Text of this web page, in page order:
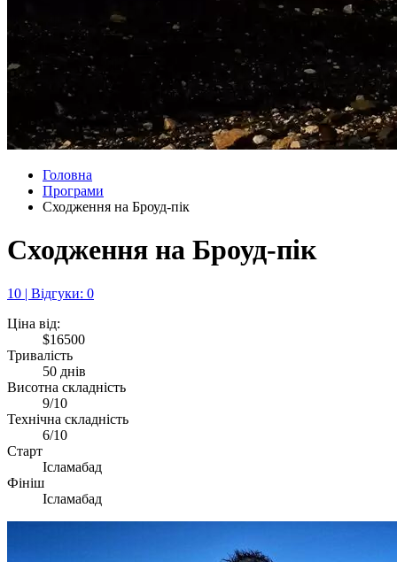
Головна
Програми
Сходження на Броуд-пік
Сходження на Броуд-пік
10 | Відгуки: 0
Ціна від:
$16500
Тривалість
50 днів
Висотна складність
9/10
Технічна складність
6/10
Старт
Ісламабад
Фініш
Ісламабад